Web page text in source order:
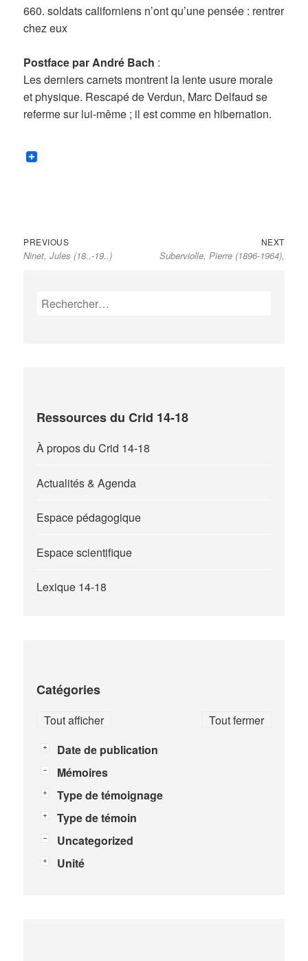
660. soldats californiens n’ont qu’une pensée : rentrer
chez eux
Postface par André Bach :
Les derniers carnets montrent la lente usure morale
et physique. Rescapé de Verdun, Marc Delfaud se
referme sur lui-même ; il est comme en hibernation.
Navigation
de
PREVIOUSPrevious
post:
Ninet, Jules (18..-19..)
NEXTNext
Suberviolle, Pierre (1896-1964),
Rechercher :
Ressources du Crid 14-18
À propos du Crid 14-18
Actualités & Agenda
Espace pédagogique
Espace scientifique
Lexique 14-18
Catégories
Tout fermer
Tout afficher
Date de publication
Mémoires
Type de témoignage
Type de témoin
Uncategorized
Unité